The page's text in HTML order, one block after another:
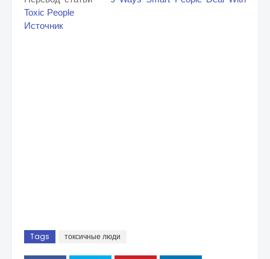
Toxic People
Источник
Tags токсичные люди